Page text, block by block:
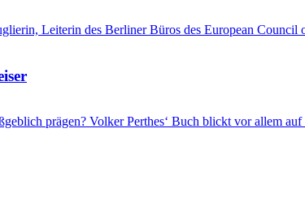
Leiterin des Berliner Büros des European
prägen? Volker Perthes‘ Buch blickt vor allem